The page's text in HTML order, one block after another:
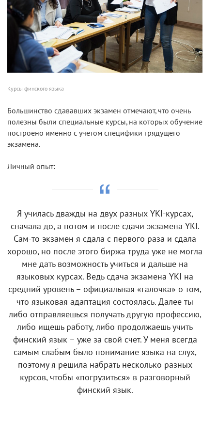
Курсы финского языка
Большинство сдававших экзамен отмечают, что очень
полезны были специальные курсы, на которых обучение
построено именно с учетом специфики грядущего
экзамена.
Личный опыт:
Я училась дважды на двух разных YKI-курсах,
сначала до, а потом и после сдачи экзамена YKI.
Сам-то экзамен я сдала с первого раза и сдала
хорошо, но после этого биржа труда уже не могла
мне дать возможность учиться и дальше на
языковых курсах. Ведь сдача экзамена YKI на
средний уровень – официальная «галочка» о том,
что языковая адаптация состоялась. Далее ты
либо отправляешься получать другую профессию,
либо ищешь работу, либо продолжаешь учить
финский язык – уже за свой счет. У меня всегда
самым слабым было понимание языка на слух,
поэтому я решила набрать несколько разных
курсов, чтобы «погрузиться» в разговорный
финский язык.